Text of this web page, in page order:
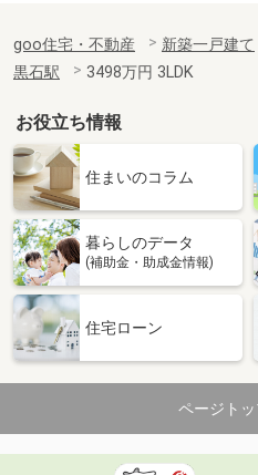
goo住宅・不動産 新築一戸建て
黒石駅
3498万円 3LDK
お役立ち情報
住まいのコラム
暮らしのデータ
(補助金・助成金情報)
住宅ローン
ページト